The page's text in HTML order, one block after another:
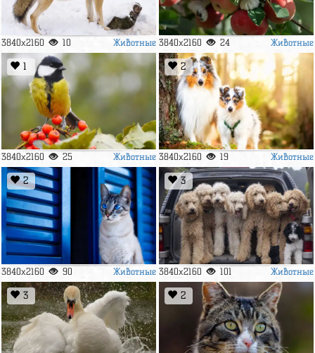
3840x2160 10 Животные 3840x2160 24 Животные
1
3840x2160 25 Животные
2
3840x2160 19 Животные
2
3840x2160 90 Животные
3
3840x2160 101 Животные
3 2